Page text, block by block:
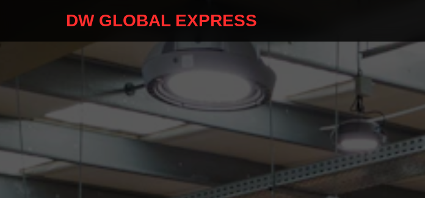
DW GLOBAL EXPRESS